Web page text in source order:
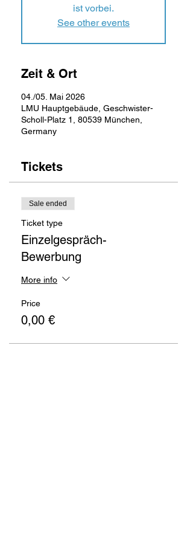
ist vorbei.
See other events
Zeit & Ort
04./05. Mai 2026
LMU Hauptgebäude, Geschwister-
Scholl-Platz 1, 80539 München,
Germany
Tickets
Sale ended
Ticket type
Einzelgespräch-
Bewerbung
More info
Price
0,00 €